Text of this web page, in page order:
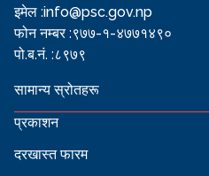
इमेल :info@psc.gov.np
फोन नम्बर :९७७-१-४७७१४९०
पो.ब.नं. :८९७९
सामान्य स्रोतहरू
प्रकाशन
दरखास्त फारम